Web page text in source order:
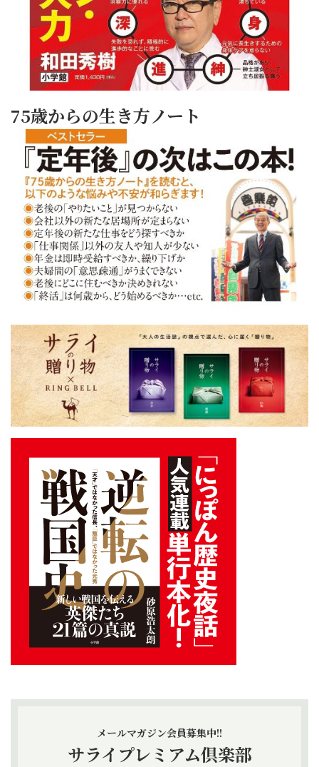
75歳からの生き方ノート
メールマガジン会員募集中!!
サライプレミアム倶楽部